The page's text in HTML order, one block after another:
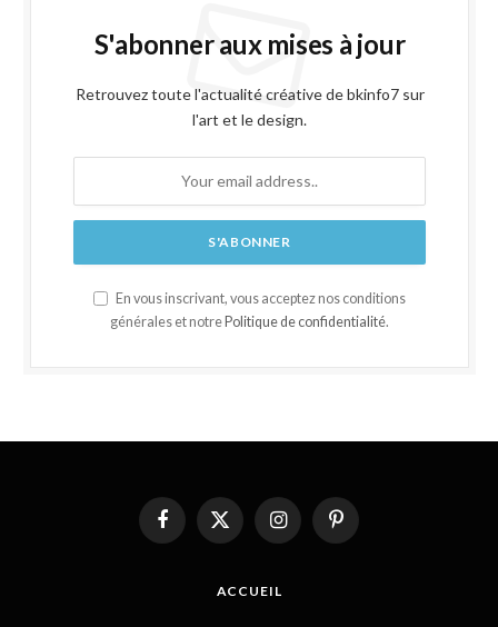
S'abonner aux mises à jour
Retrouvez toute l'actualité créative de bkinfo7 sur
l'art et le design.
En vous inscrivant, vous acceptez nos conditions
générales et notre Politique de confidentialité.
FacebookX
(Twitter)
InstagramPinterest
ACCUEIL